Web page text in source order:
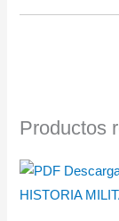
Productos